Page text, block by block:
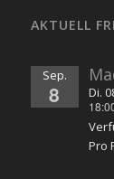
AKTUELL
Sep.
8 Di.
Pro